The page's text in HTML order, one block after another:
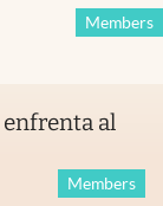
Members
enfrenta al
Members